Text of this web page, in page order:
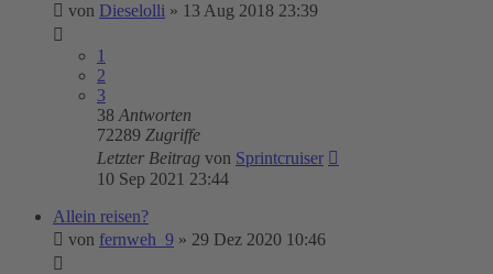
von Dieselolli » 13 Aug 2018 23:39
1
2
3
38 Antworten
72289 Zugriffe
Letzter Beitrag von Sprintcruiser
10 Sep 2021 23:44
Allein reisen?
von fernweh_9 » 29 Dez 2020 10:46